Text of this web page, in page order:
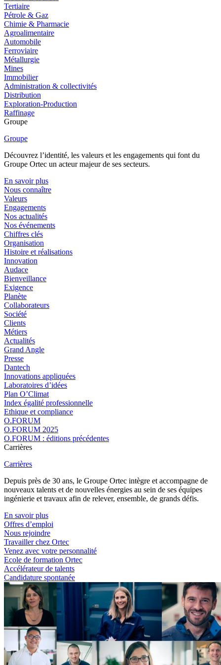
Tertiaire
Pétrole & Gaz
Chimie & Pharmacie
Agroalimentaire
Automobile
Ferroviaire
Métallurgie
Mines
Immobilier
Administration & collectivités
Distribution
Exploration-Production
Raffinage
Groupe
Groupe
Découvrez l’identité, les valeurs et les engagements qui font du
Groupe Ortec un acteur majeur de ses secteurs.
En savoir plus
Nous connaître
Valeurs
Engagements
Nos actualités
Nos événements
Chiffres clés
Organisation
Histoire et réalisations
Innovation
Audace
Bienveillance
Exigence
Planète
Collaborateurs
Société
Clients
Métiers
Actualités
Grand Angle
Presse
Dantech
Innovations appliquées
Laboratoires d’idées
Plan O’Climat
Index égalité professionnelle
Ethique et compliance
O.FORUM
O.FORUM 2025
O.FORUM : éditions précédentes
Carrières
Carrières
Depuis près de 30 ans, le Groupe Ortec intègre et accompagne de
nouveaux talents et de nouvelles énergies au sein de ses équipes
ingénierie et travaux afin de relever, ensemble, de grands défis.
En savoir plus
Offres d’emploi
Nous rejoindre
Travailler chez Ortec
Venez avec votre personnalité
Ecole de formation Ortec
Accélérateur de talents
Candidature spontanée